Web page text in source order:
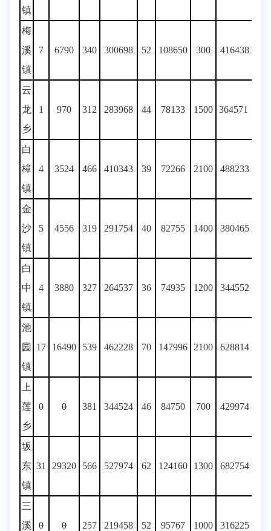
镇
梅
溪
镇
7 6790 340 300698 52 108650 300 416438
云
龙
乡
1 970 312 283968 44 78133 1500 364571
白
樟
镇
4 3524 466 410343 39 72266 2100 488233
金
沙
镇
5 4556 319 291754 40 82755 1400 380465
白
中
镇
4 3880 327 264537 36 74935 1200 344552
池
园
镇
17 16490 539 462228 70 147996 2100 628814
上
莲
乡
0 0 381 344524 46 84750 700 429974
坂
东
镇
31 29320 566 527974 62 124160 1300 682754
三
溪
0 0 257 219458 52 95767 1000 316225